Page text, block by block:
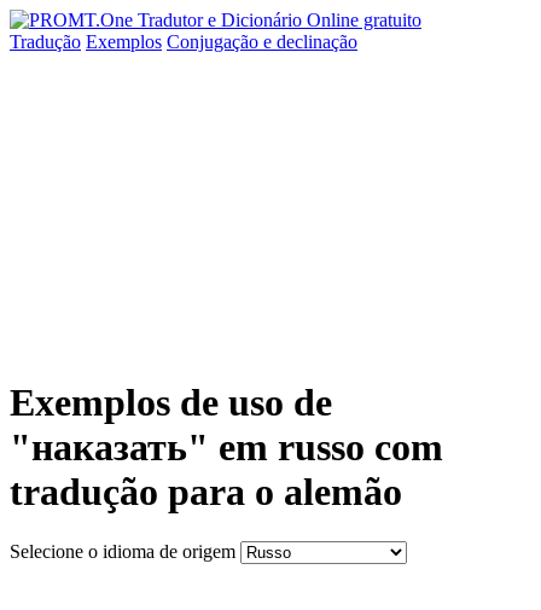
Tradução Exemplos Conjugação e declinação
Exemplos de uso de
"наказать" em russo com
tradução para o alemão
Selecione o idioma de origem